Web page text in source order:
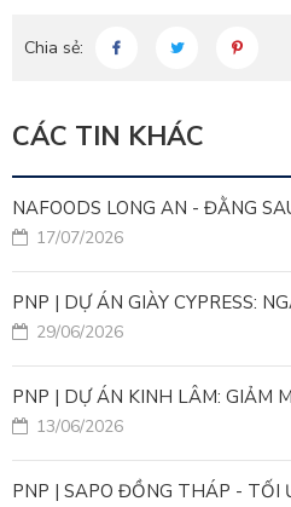
Chia sẻ:
CÁC TIN KHÁC
17/07/2026
29/06/2026
13/06/2026